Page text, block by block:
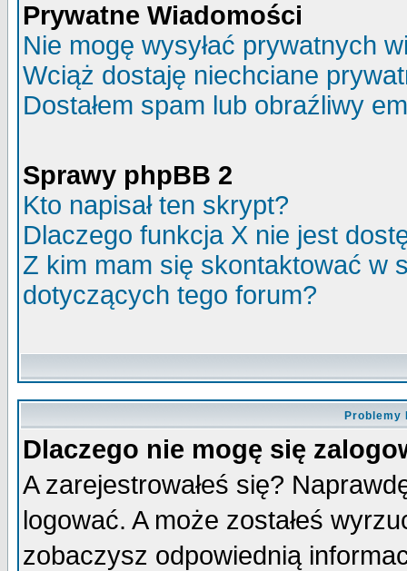
Prywatne Wiadomości
Nie mogę wysyłać prywatnych
Wciąż dostaję niechciane
Dostałem spam lub obraźliwy
Sprawy phpBB 2
Kto napisał ten skrypt?
Dlaczego funkcja X nie jest
Z kim mam się skontaktować w
dotyczących tego forum?
Problemy
Dlaczego nie mogę się
A zarejestrowałeś się?
logować. A może zostałeś
zobaczysz odpowiednią